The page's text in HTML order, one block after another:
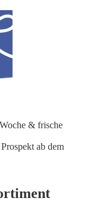
& frische
ab dem